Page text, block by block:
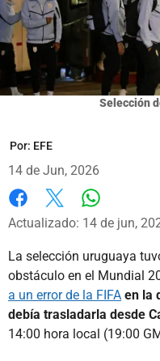
Selección
Por: EFE
14 de Jun, 2026
Facebook
X Whatsapp
Actualizado: 14 de jun,
La selección uruguaya
obstáculo en el Mundial
a un error de la FIFA en la
debía trasladarla desde
14:00 hora local (19:00